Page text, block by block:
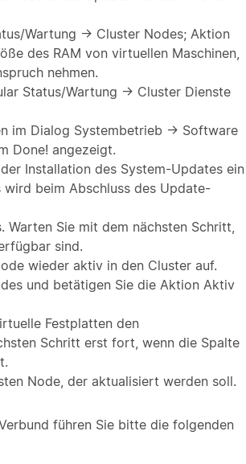
Wartung → Cluster Nodes; Aktion
des RAM von virtuellen Maschinen,
nehmen.
Status/Wartung → Cluster Dienste
im Dialog Systembetrieb → Software
Done! angezeigt.
Installation des System-Updates ein
beim Abschluss des Update-
Warten Sie mit dem nächsten Schritt,
sind.
wieder aktiv in den Cluster auf.
und betätigen Sie die Aktion Aktiv
Festplatten den
Schritt erst fort, wenn die Spalte
Node, der aktualisiert werden soll.
führen Sie bitte die folgenden